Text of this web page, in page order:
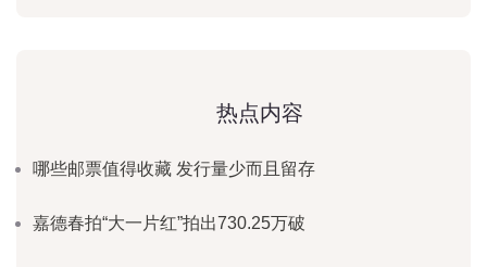
热点内容
哪些邮票值得收藏 发行量少而且留存
嘉德春拍“大一片红”拍出730.25万破